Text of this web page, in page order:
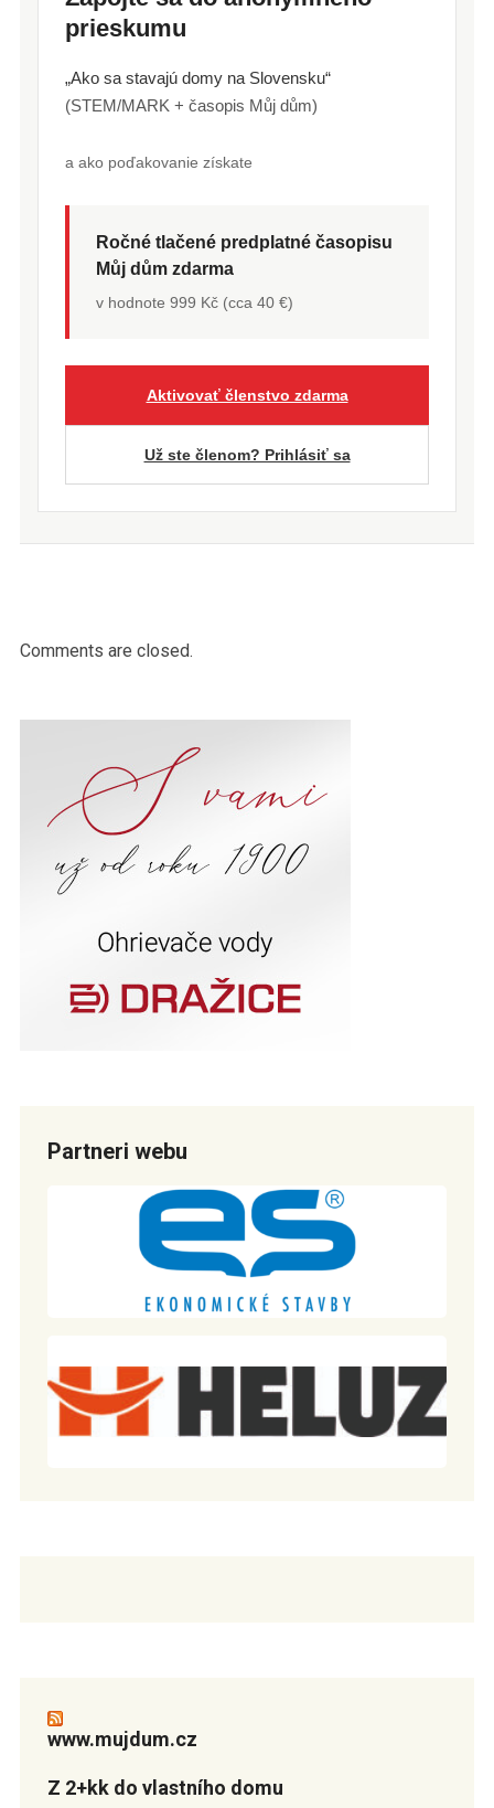
prieskumu
„Ako sa stavajú domy na Slovensku“
(STEM/MARK + časopis Můj dům)
a ako poďakovanie získate
Ročné tlačené predplatné časopisu
Můj dům zdarma
v hodnote 999 Kč (cca 40 €)
Aktivovať členstvo zdarma
Už ste členom? Prihlásiť sa
Comments are closed.
Partneri webu
www.mujdum.cz
Z 2+kk do vlastního domu